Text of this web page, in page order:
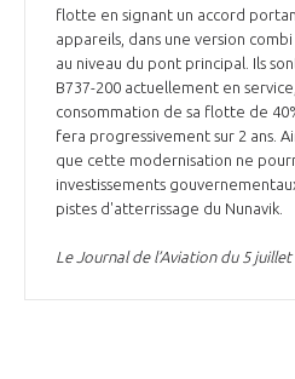
flotte en signant un accord
appareils, dans une version
au niveau du pont principal. Ils
B737-200 actuellement en
consommation de sa flotte de
fera progressivement sur 2 ans.
que cette modernisation ne
investissements
pistes d'atterrissage du Nunavik.
Le Journal de l’Aviation du 5 juillet